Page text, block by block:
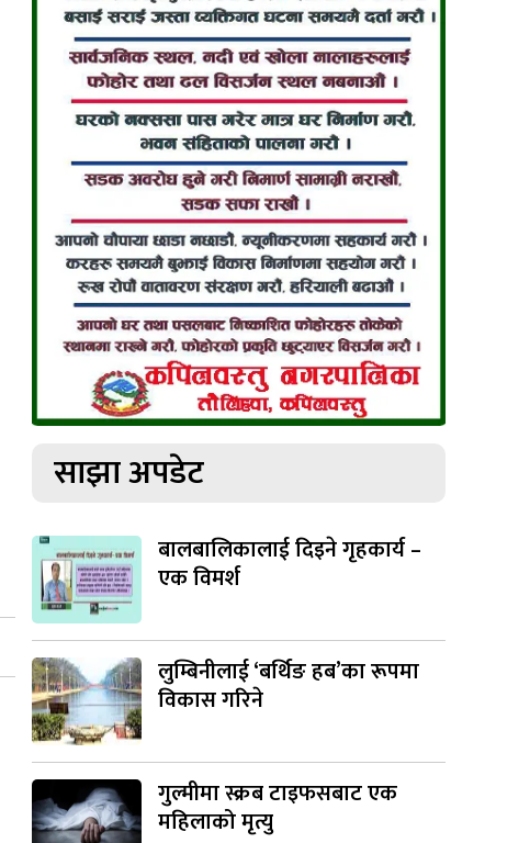
साझा अपडेट
बालबालिकालाई दिइने गृहकार्य –
एक विमर्श
लुम्बिनीलाई ‘बर्थिङ हब’का रूपमा
विकास गरिने
गुल्मीमा स्क्रब टाइफसबाट एक
महिलाको मृत्यु